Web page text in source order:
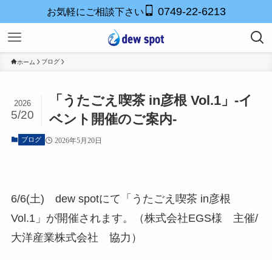
お気軽にご相談下さい 0749-22-6213
ホーム ブログ
「うたごえ喫茶 in彦根 Vol.1」-イ
ベント開催のご案内-
2026
5/20
ブログ 2026年5月20日
6/6(土) dew spotにて「うたごえ喫茶 in彦根
Vol.1」が開催されます。（株式会社EGS様 主催/
大洋産業株式会社 協力）